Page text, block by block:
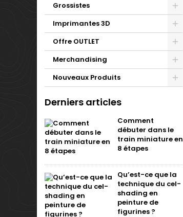
Grossistes
Imprimantes 3D
Offre OUTLET
Merchandising
Nouveaux Produits
Derniers articles
Comment
débuter dans le
train miniature en
8 étapes
Qu’est-ce que la
technique du cel-
shading en
peinture de
figurines ?